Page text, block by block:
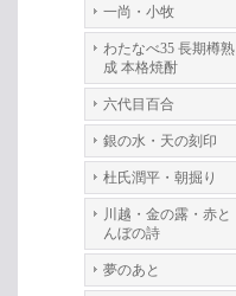
一尚・小牧
わたなべ35 長期樽熟
成 本格焼酎
六代目百合
銀の水・天の刻印
杜氏潤平・朝掘り
川越・金の露・赤と
んぼの詩
夢のあと